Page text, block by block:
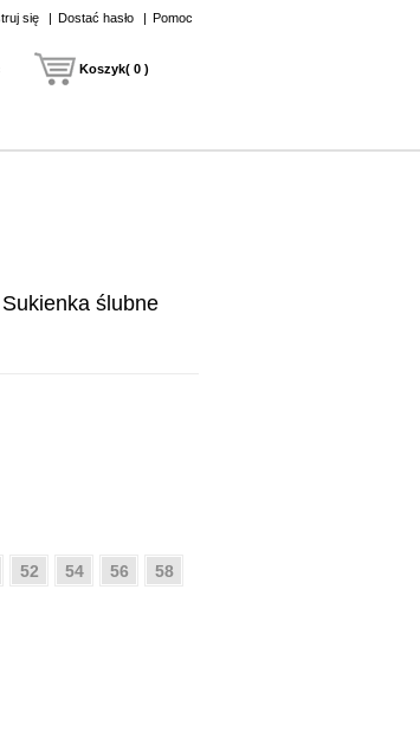
się | Dostać hasło | Pomoc
Koszyk( 0 )
ślubne
52 54 56
58